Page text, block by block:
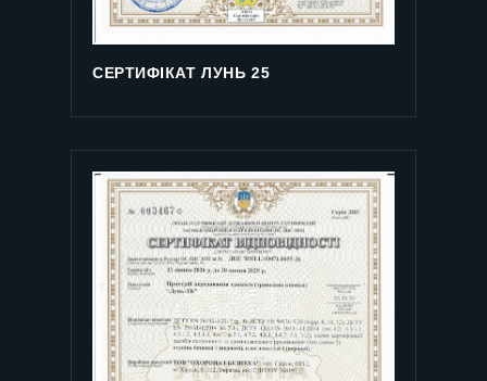
СЕРТИФІКАТ ЛУНЬ 25